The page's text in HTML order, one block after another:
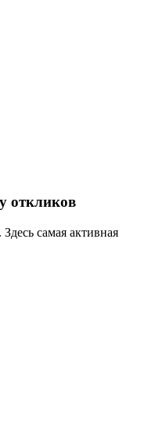
откликов
. Здесь самая активная